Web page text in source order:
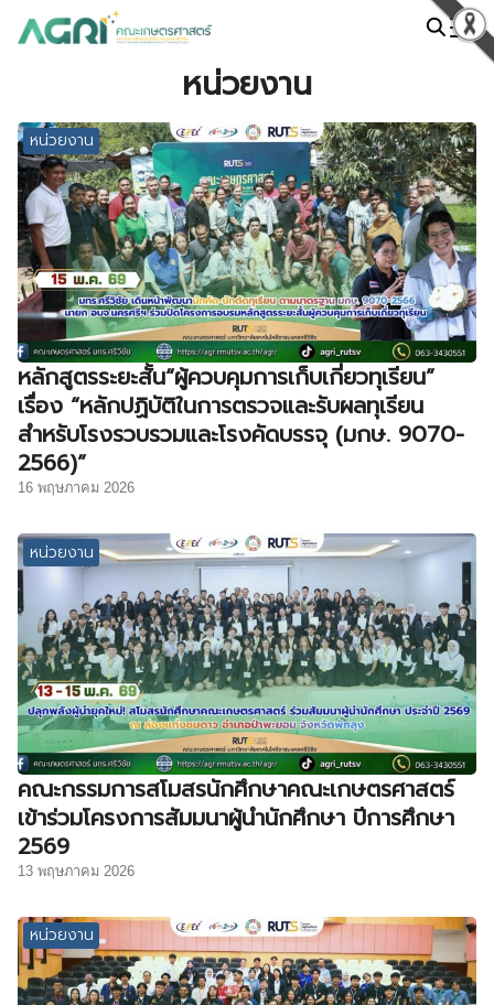
หน่วยงาน
หน่วยงาน
หลักสูตรระยะสั้น“ผู้ควบคุมการเก็บเกี่ยวทุเรียน”
เรื่อง “หลักปฏิบัติในการตรวจและรับผลทุเรียน
สำหรับโรงรวบรวมและโรงคัดบรรจุ (มกษ. 9070-
2566)”
16 พฤษภาคม 2026
หน่วยงาน
คณะกรรมการสโมสรนักศึกษาคณะเกษตรศาสตร์
เข้าร่วมโครงการสัมมนาผู้นำนักศึกษา ปีการศึกษา
2569
13 พฤษภาคม 2026
หน่วยงาน